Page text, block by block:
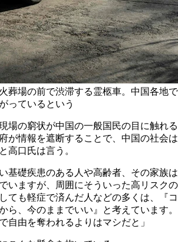
葬場の前で渋滞する霊柩車。中国各地で
っているという
場の窮状が中国の一般国民の目に触れる
が情報を遮断することで、中国の社会は
高口氏は言う。
基礎疾患のある人や高齢者、その家族は
いますが、周囲にそういった高リスクの
ても軽症で済んだ人などの多くは、『コ
ら、今のままでいい』と考えています。
自由を奪われるよりはマシだと」